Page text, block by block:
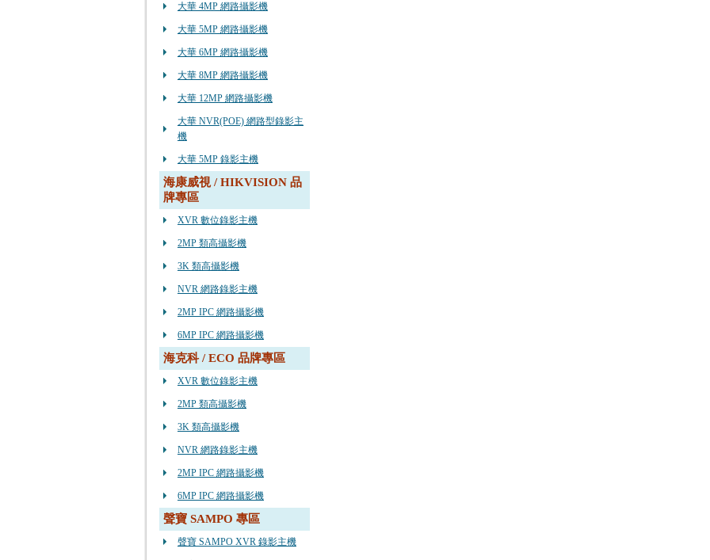
大華 4MP 網路攝影機
大華 5MP 網路攝影機
大華 6MP 網路攝影機
大華 8MP 網路攝影機
大華 12MP 網路攝影機
大華 NVR(POE) 網路型錄影主
機
大華 5MP 錄影主機
海康威視 / HIKVISION 品
牌專區
XVR 數位錄影主機
2MP 類高攝影機
3K 類高攝影機
NVR 網路錄影主機
2MP IPC 網路攝影機
6MP IPC 網路攝影機
海克科 / ECO 品牌專區
XVR 數位錄影主機
2MP 類高攝影機
3K 類高攝影機
NVR 網路錄影主機
2MP IPC 網路攝影機
6MP IPC 網路攝影機
聲寶 SAMPO 專區
聲寶 SAMPO XVR 錄影主機